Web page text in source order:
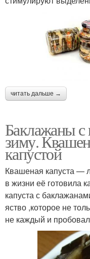
читать дальше →
Баклажаны с
зиму.
капустой
Квашеная капуста —
в жизни её готовила
капуста с
яство ,которое не
не каждый и